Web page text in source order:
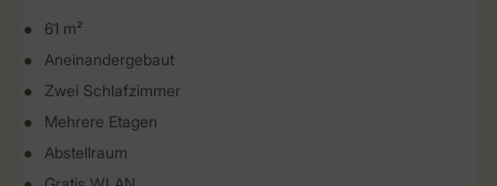
61 m²
Aneinandergebaut
Zwei Schlafzimmer
Mehrere Etagen
Abstellraum